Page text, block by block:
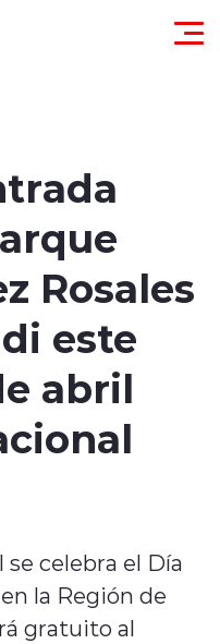
Rosales
este
abril
celebra el Día
la Región de
gratuito al